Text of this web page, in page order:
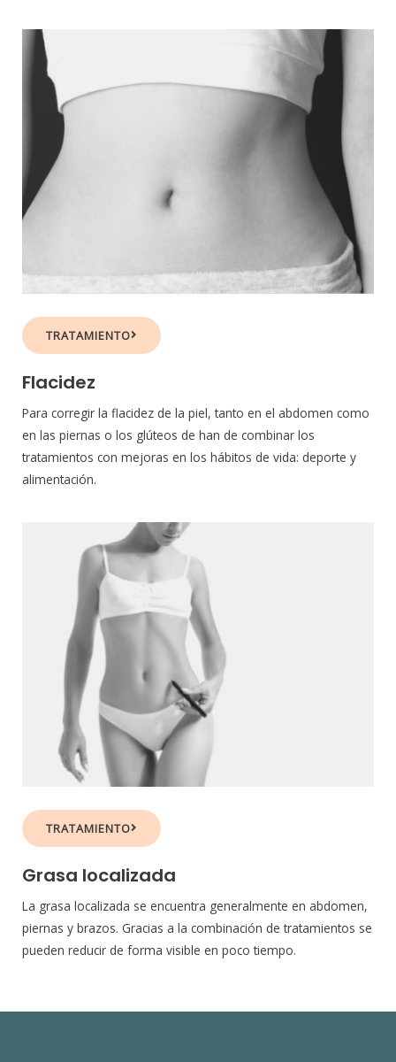
TRATAMIENTO
Flacidez
Para corregir la flacidez de la piel, tanto en el abdomen como
en las piernas o los glúteos de han de combinar los
tratamientos con mejoras en los hábitos de vida: deporte y
alimentación.
TRATAMIENTO
Grasa localizada
La grasa localizada se encuentra generalmente en abdomen,
piernas y brazos. Gracias a la combinación de tratamientos se
pueden reducir de forma visible en poco tiempo.